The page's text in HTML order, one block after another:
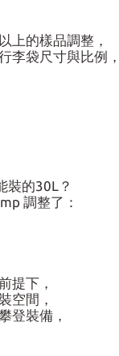
上的樣品調整，
李袋尺寸與比例，
裝的30L？
調整了：
提下，
空間，
登裝備，